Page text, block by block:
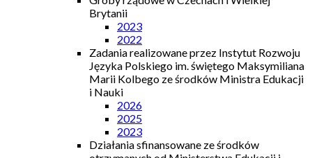
Brytanii
2023
2022
Zadania realizowane przez Instytut Rozwoju
Języka Polskiego im. świętego Maksymiliana
Marii Kolbego ze środków Ministra Edukacji
i Nauki
2026
2025
2023
Działania sfinansowane ze środków